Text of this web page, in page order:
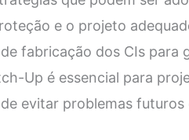
e o projeto
fabricação dos CIs para
Up é essencial para
evitar problemas